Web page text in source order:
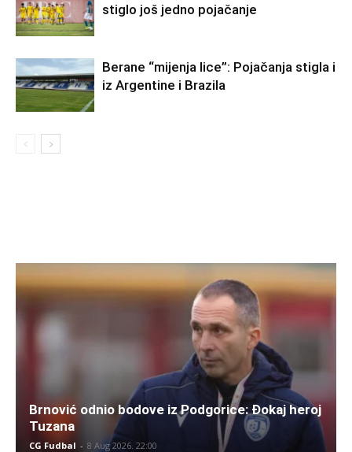
stiglo još jedno pojačanje
Berane “mijenja lice”: Pojačanja stigla i
iz Argentine i Brazila
Brnović odnio bodove iz Podgorice: Đokaj heroj
Tuzana
CG Fudbal - 8 Aug 2026. 22:00